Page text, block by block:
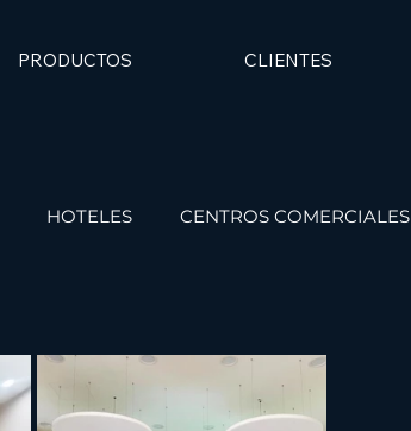
PRODUCTOS CLIENTES
HOTELES CENTROS COMERCIALES